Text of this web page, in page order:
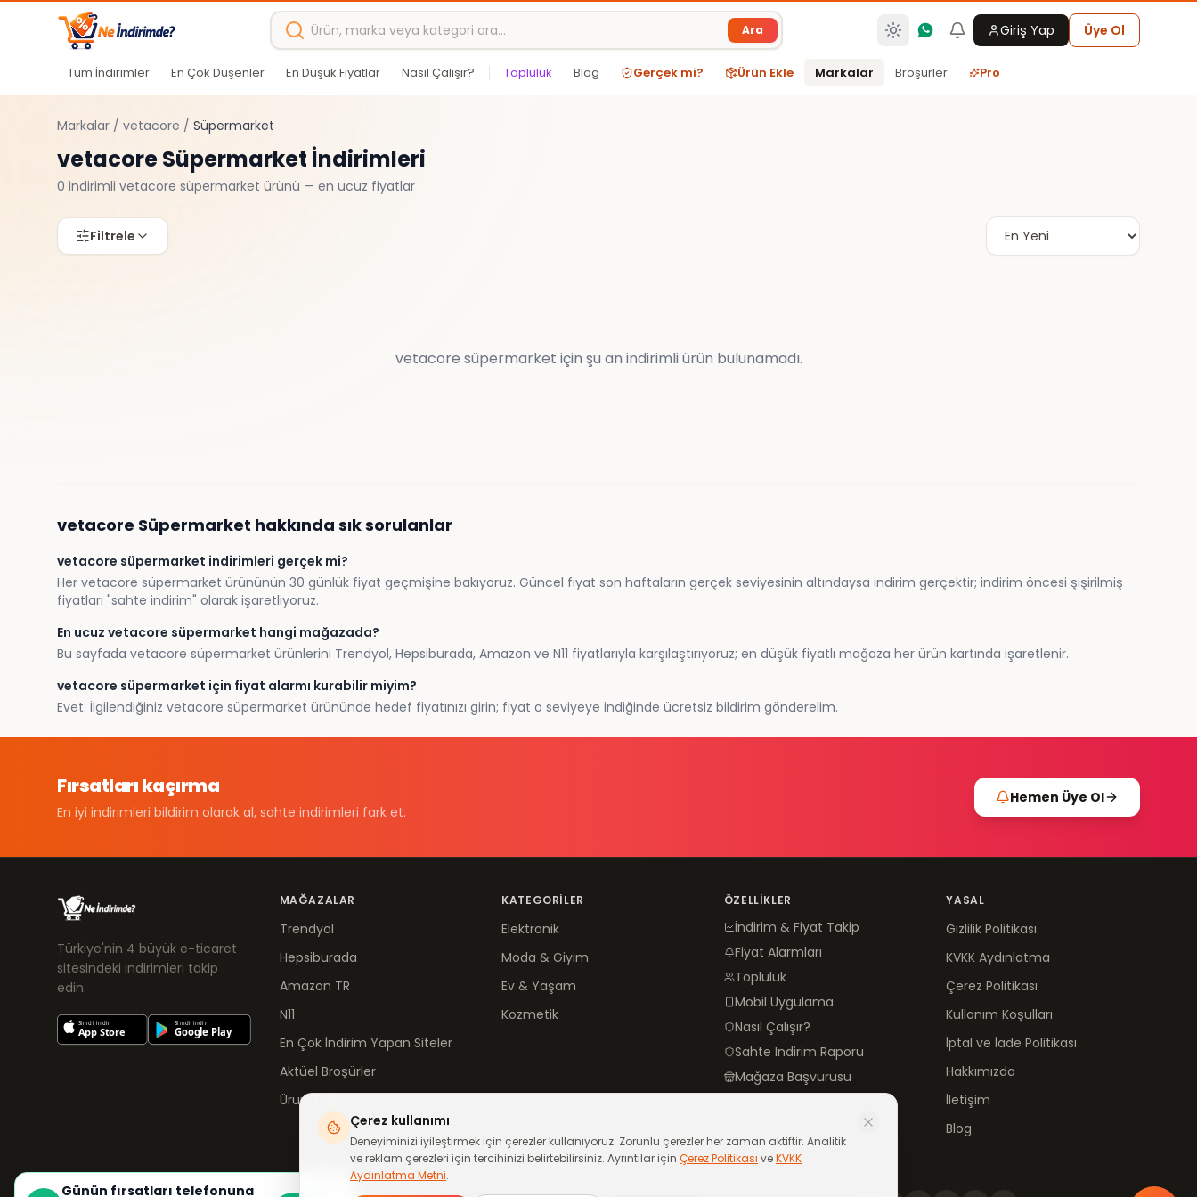
Ana içeriğe atla
Ara Giriş Yap Üye Ol
Tüm İndirimler En Çok Düşenler En Düşük Fiyatlar Nasıl Çalışır? Topluluk Blog Gerçek mi? Ürün Ekle Markalar Broşürler Pro
Markalar / vetacore / Süpermarket
vetacoreSüpermarket İndirimleri
0 indirimli vetacore süpermarket ürünü — en ucuz fiyatlar
Filtrele
vetacore süpermarket için şu an indirimli ürün bulunamadı.
vetacore Süpermarket hakkında sık sorulanlar
vetacore süpermarket indirimleri gerçek mi?
Her vetacore süpermarket ürününün 30 günlük fiyat geçmişine bakıyoruz. Güncel fiyat son haftaların gerçek seviyesinin altındaysa indirim gerçektir; indirim öncesi şişirilmiş
fiyatları "sahte indirim" olarak işaretliyoruz.
En ucuz vetacore süpermarket hangi mağazada?
Bu sayfada vetacore süpermarket ürünlerini Trendyol, Hepsiburada, Amazon ve N11 fiyatlarıyla karşılaştırıyoruz; en düşük fiyatlı mağaza her ürün kartında işaretlenir.
vetacore süpermarket için fiyat alarmı kurabilir miyim?
Evet. İlgilendiğiniz vetacore süpermarket ürününde hedef fiyatınızı girin; fiyat o seviyeye indiğinde ücretsiz bildirim gönderelim.
Fırsatları kaçırma
En iyi indirimleri bildirim olarak al, sahte indirimleri fark et.
Hemen Üye Ol
Türkiye'nin 4 büyük e-ticaret
sitesindeki indirimleri takip
edin.
MAĞAZALAR
Trendyol
Hepsiburada
Amazon TR
N11
En Çok İndirim Yapan Siteler
Aktüel Broşürler
Ürün Takibe Al
KATEGORILER
Elektronik
Moda & Giyim
Ev & Yaşam
Kozmetik
ÖZELLIKLER
İndirim & Fiyat Takip
Fiyat Alarmları
Topluluk
Mobil Uygulama
Nasıl Çalışır?
Sahte İndirim Raporu
Mağaza Başvurusu
YASAL
Gizlilik Politikası
KVKK Aydınlatma
Çerez Politikası
Kullanım Koşulları
İptal ve İade Politikası
Hakkımızda
İletişim
Blog
Çerez kullanımı
Deneyiminizi iyileştirmek için çerezler kullanıyoruz. Zorunlu çerezler her zaman aktiftir. Analitik
ve reklam çerezleri için tercihinizi belirtebilirsiniz. Ayrıntılar için Çerez Politikası veKVKK
Aydınlatma Metni.
Günün fırsatları telefonuna